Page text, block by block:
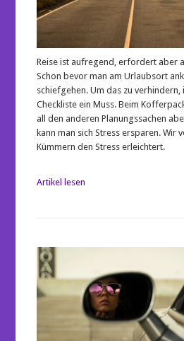
Reise ist aufregend, erfordert aber
Schon bevor man am Urlaubsort
schiefgehen. Um das zu
Checkliste ein Muss. Beim
all den anderen Planungssachen
kann man sich Stress ersparen. Wir
Kümmern den Stress erleichtert.
Artikel lesen